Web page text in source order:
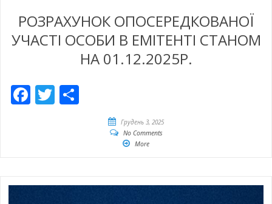
РОЗРАХУНОК ОПОСЕРЕДКОВАНОЇ
УЧАСТІ ОСОБИ В ЕМІТЕНТІ СТАНОМ
НА 01.12.2025Р.
Facebook
Twitter
Грудень 3, 2025
No Comments
More